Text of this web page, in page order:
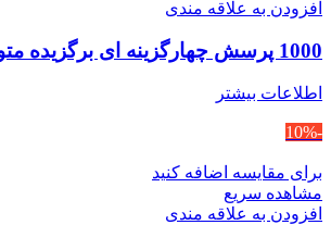
افزودن به علاقه مندی
1000 پرسش چهارگزینه ای برگزیده متون فقه سینجلی
اطلاعات بیشتر
-10%
برای مقایسه اضافه کنید
مشاهده سریع
افزودن به علاقه مندی